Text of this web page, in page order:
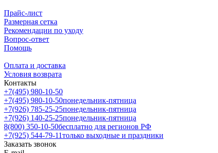
Прайс-лист
Размерная сетка
Рекомендации по уходу
Вопрос-ответ
Помощь
Оплата и доставка
Условия возврата
Контакты
+7(495) 980-10-50
+7(495) 980-10-50понедельник-пятница
+7(926) 785-25-25понедельник-пятница
+7(926) 140-25-25понедельник-пятница
8(800) 350-10-50бесплатно для регионов РФ
+7(925) 544-79-11только выходные и праздники
Заказать звонок